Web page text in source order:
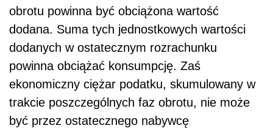
obrotu powinna być obciążona wartość
dodana. Suma tych jednostkowych wartości
dodanych w ostatecznym rozrachunku
powinna obciążać konsumpcję. Zaś
ekonomiczny ciężar podatku, skumulowany w
trakcie poszczególnych faz obrotu, nie może
być przez ostatecznego nabywcę